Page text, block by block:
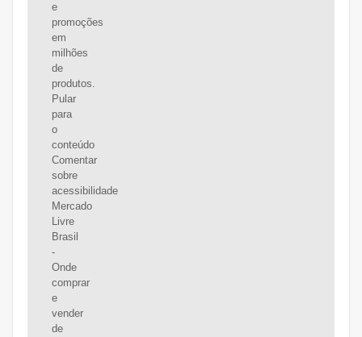
e
promoções
em
milhões
de
produtos.
Pular
para
o
conteúdo
Comentar
sobre
acessibilidade
Mercado
Livre
Brasil
-
Onde
comprar
e
vender
de